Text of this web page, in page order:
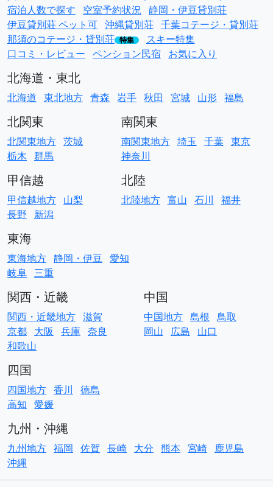
宿泊人数で探す
空室予約状況 静岡・伊豆貸別荘
伊豆貸別荘 ペット可 沖縄貸別荘 千葉コテージ・貸別荘
那須のコテージ・貸別荘 特集
スキー特集
口コミ・レビュー ペンション民宿 お気に入り
北海道・東北
北海道 東北地方 青森 岩手 秋田 宮城 山形 福島
北関東
北関東地方 茨城
栃木 群馬
南関東
南関東地方 埼玉 千葉 東京
神奈川
甲信越
甲信越地方 山梨
長野
新潟
北陸
北陸地方 富山 石川 福井
東海
東海地方 静岡・伊豆 愛知
岐阜 三重
関西・近畿
関西・近畿地方 滋賀
京都 大阪 兵庫 奈良
和歌山
中国
中国地方 島根 鳥取
岡山
広島 山口
四国
四国地方 香川
徳島
高知 愛媛
九州・沖縄
九州地方 福岡 佐賀 長崎 大分 熊本 宮崎
鹿児島
沖縄